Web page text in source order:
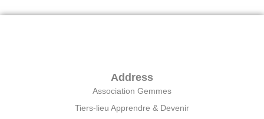
Address
Association Gemmes
Tiers-lieu Apprendre & Devenir